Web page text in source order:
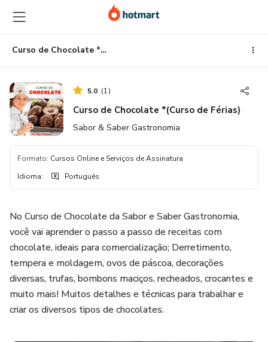
para
o
conteúdo
principal
para
o
pagamento
para
o
rodapé
Curso de Chocolate *(Curso de Férias)
5.0 (1)
Curso de Chocolate *(Curso de Férias)
Sabor & Saber Gastronomia
Formato: Cursos Online e Serviços de Assinatura
Idioma: Português
No Curso de Chocolate da Sabor e Saber Gastronomia,
você vai aprender o passo a passo de receitas com
chocolate, ideais para comercialização; Derretimento,
tempera e moldagem, ovos de páscoa, decorações
diversas, trufas, bombons maciços, recheados, crocantes e
muito mais! Muitos detalhes e técnicas para trabalhar e
criar os diversos tipos de chocolates.